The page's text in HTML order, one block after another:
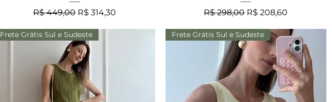
Preço normal
R$ 449,00 Preço promocional
R$ 314,30 Preço normal
R$ 298,00 Preço promocional
R$ 208,60
Frete Grátis Sul e Sudeste Frete Grátis Sul e Sudeste